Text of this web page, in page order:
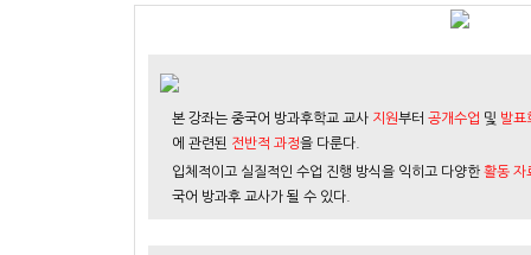
본 강좌는 중국어 방과후학교 교사 지원부터 공개수업 및 발표
에 관련된 전반적 과정을 다룬다.
입체적이고 실질적인 수업 진행 방식을 익히고 다양한 활동 자
국어 방과후 교사가 될 수 있다.